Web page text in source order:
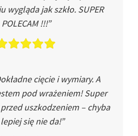
wygląda jak szkło. SUPER
POLECAM !!!”
cięcie i wymiary. A
pod wrażeniem! Super
uszkodzeniem – chyba
się nie da!”